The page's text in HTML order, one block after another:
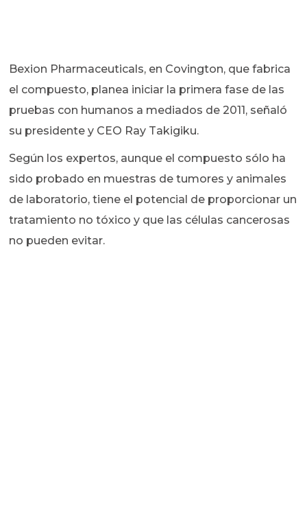
Bexion Pharmaceuticals, en Covington, que fabrica
el compuesto, planea iniciar la primera fase de las
pruebas con humanos a mediados de 2011, señaló
su presidente y CEO Ray Takigiku.
Según los expertos, aunque el compuesto sólo ha
sido probado en muestras de tumores y animales
de laboratorio, tiene el potencial de proporcionar un
tratamiento no tóxico y que las células cancerosas
no pueden evitar.